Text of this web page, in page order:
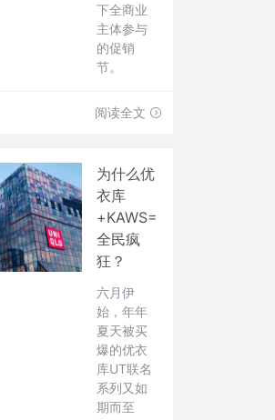
下全商业
主体参与
的促销
节。
阅读全文
为什么优
衣库
+KAWS=
全民疯
狂？
六月伊
始，年年
夏天被买
爆的优衣
库UT联名
系列又如
期而至